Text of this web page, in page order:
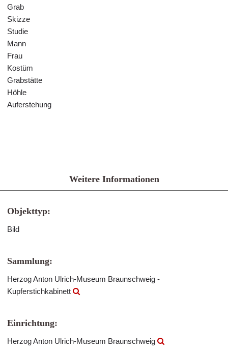
Grab
Skizze
Studie
Mann
Frau
Kostüm
Grabstätte
Höhle
Auferstehung
Weitere Informationen
Objekttyp:
Bild
Sammlung:
Herzog Anton Ulrich-Museum Braunschweig -
Kupferstichkabinett
Einrichtung:
Herzog Anton Ulrich-Museum Braunschweig